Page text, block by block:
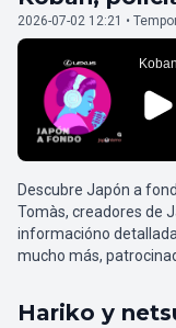
2026-07-02 12:21 •
Descubre Japón a
Tomàs, creadores de
informacióno
mucho más,
Hariko y